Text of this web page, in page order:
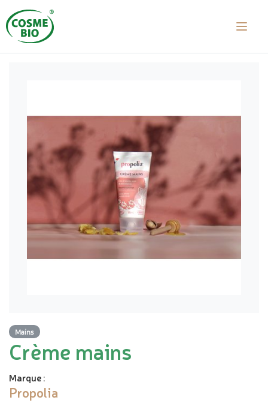
Mains
Crème mains
Marque:
Propolia